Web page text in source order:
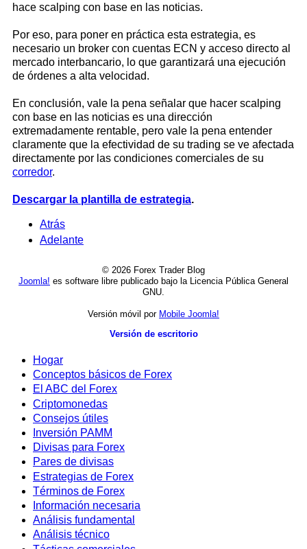
hace scalping con base en las noticias.
Por eso, para poner en práctica esta estrategia, es
necesario un broker con cuentas ECN y acceso directo al
mercado interbancario, lo que garantizará una ejecución
de órdenes a alta velocidad.
En conclusión, vale la pena señalar que hacer scalping
con base en las noticias es una dirección
extremadamente rentable, pero vale la pena entender
claramente que la efectividad de su trading se ve afectada
directamente por las condiciones comerciales de su
corredor.
Descargar la plantilla de estrategia.
Atrás
Adelante
© 2026 Forex Trader Blog
Joomla! es software libre publicado bajo la Licencia Pública General
GNU.
Versión móvil por Mobile Joomla!
Versión de escritorio
Hogar
Conceptos básicos de Forex
El ABC del Forex
Criptomonedas
Consejos útiles
Inversión PAMM
Divisas para Forex
Pares de divisas
Estrategias de Forex
Términos de Forex
Información necesaria
Análisis fundamental
Análisis técnico